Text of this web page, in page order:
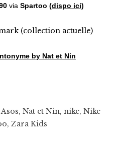
via Spartoo (dispo ici)
(collection actuelle)
by Nat et Nin
Asos, Nat et Nin, nike, Nike
, Zara Kids